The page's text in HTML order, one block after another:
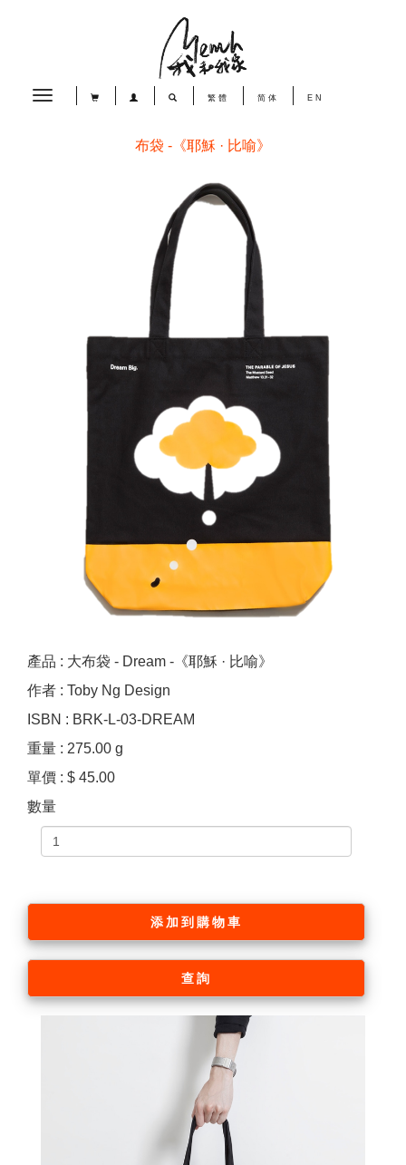
Toggle
繁體 简体 EN
布袋 -《耶穌 · 比喻》
產品 : 大布袋 - Dream -《耶穌 · 比喻》
作者 : Toby Ng Design
ISBN : BRK-L-03-DREAM
重量 : 275.00 g
單價 : $ 45.00
數量
添加到購物車
查詢